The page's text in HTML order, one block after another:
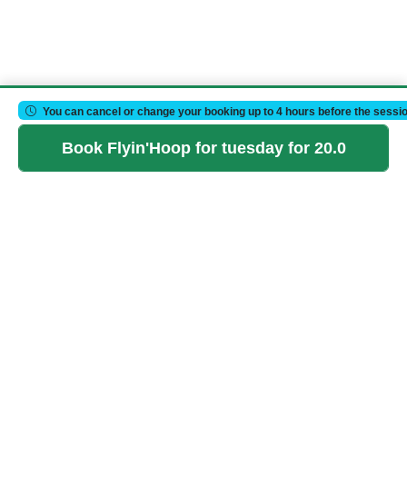
You can cancel or change your booking up to 4 hours before the